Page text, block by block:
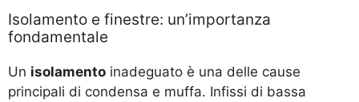
Isolamento e finestre: un’importanza
fondamentale
Un isolamento inadeguato è una delle cause
principali di condensa e muffa. Infissi di bassa